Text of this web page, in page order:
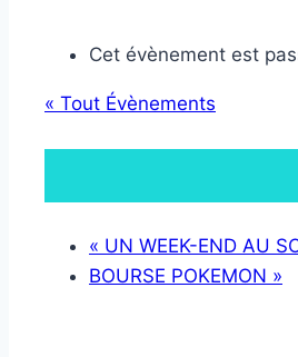
Cet évènement est
« Tout Évènements
« UN WEEK-END AU
BOURSE POKEMON »